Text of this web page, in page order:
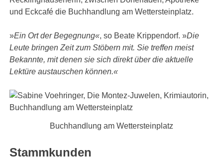
und Eckcafé die Buchhandlung am Wettersteinplatz.
»Ein Ort der Begegnung«, so Beate Krippendorf. »Die
Leute bringen Zeit zum Stöbern mit. Sie treffen meist
Bekannte, mit denen sie sich direkt über die aktuelle
Lektüre austauschen können.«
Buchhandlung am Wettersteinplatz
Stammkunden